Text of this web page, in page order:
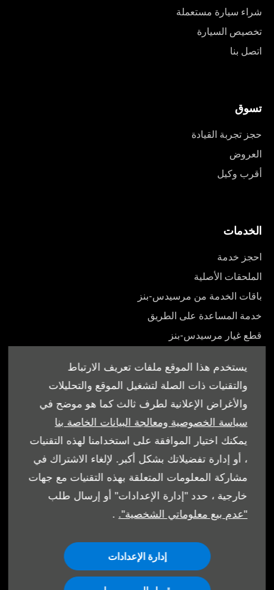
يستخدم هذا الموقع ملفات تعريف الارتباط
والتقنيات ذات الصلة لتشغيل الموقع والتحليلات
والأغراض الإعلانية لطرف ثالث كما هو موضح في
سياسة الخصوصية ومعالجة البيانات الخاصة بنا
يمكنك اختيار الموافقة على استخدامنا لهذه التقنيات
، أو إدارة تفضيلاتك بشكل أكبر. لإلغاء الاشتراك في
مشاركة المعلومات المتعلقة بهذه التقنيات مع جهات
خارجية ، حدد "إدارة الإعدادات" أو إرسال طلب
"عدم بيع معلوماتي الشخصية". .
إدارة الإعدادات
شراء سيارة مستعملة
تخصيص السيارة
اتصل بنا
تسوق
حجز تجربة القيادة
العروض
أقرب وكيل
الخدمات
احجز خدمة
الملحقات الأصلية
باقات الخدمة من مرسيدس-بنز
خدمة المساعدة على الطريق
قطع غيار مرسيدس-بنز
تشكيلة المنتجات العصرية
دليل المالك
الشروط والأحكام
حماية البيانات